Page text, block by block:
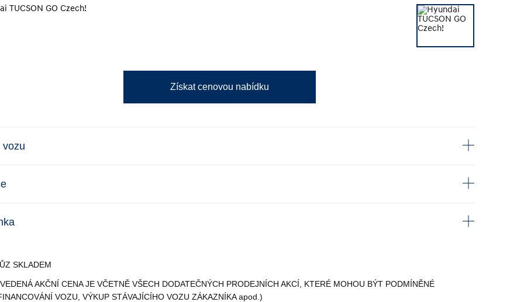
Získat cenovou nabídku
vozu
SKLADEM
AKČNÍ CENA JE VČETNĚ VŠECH DODATEČNÝCH PRODEJNÍCH AKCÍ, KTERÉ MOHOU BÝT PODMÍNĚNÉ
VOZU, VÝKUP STÁVAJÍCÍHO VOZU ZÁKAZNÍKA apod.)